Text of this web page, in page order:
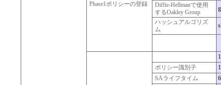
Phase1ポリシーの登録
Diffie-Hellmanで使用
するOakley Group
ハッシュアルゴリズ
ム
1
ポリシー識別子
1
SAライフタイム